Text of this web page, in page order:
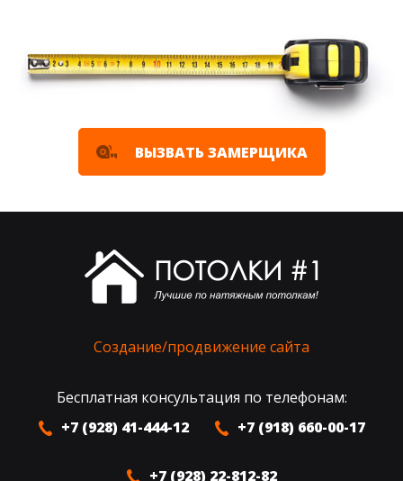
ВЫЗВАТЬ ЗАМЕРЩИКА
Создание/продвижение сайта
Бесплатная консультация по телефонам:
+7 (928) 41-444-12
+7 (918) 660-00-17
+7 (928) 22-812-82